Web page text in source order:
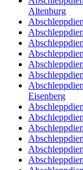
Altenburg
Eisenberg